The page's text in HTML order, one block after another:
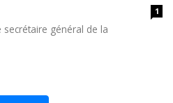
1
général de la